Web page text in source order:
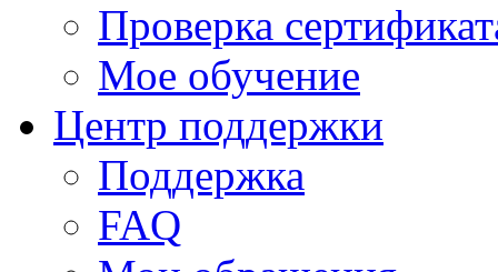
Проверка
Мое обучение
Центр поддержки
Поддержка
FAQ